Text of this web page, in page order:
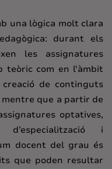
una lògica molt clara
durant els
les assignatures
teòric com en l'àmbit
de continguts
mentre que a partir de
optatives,
i
docent del grau és
que poden resultar